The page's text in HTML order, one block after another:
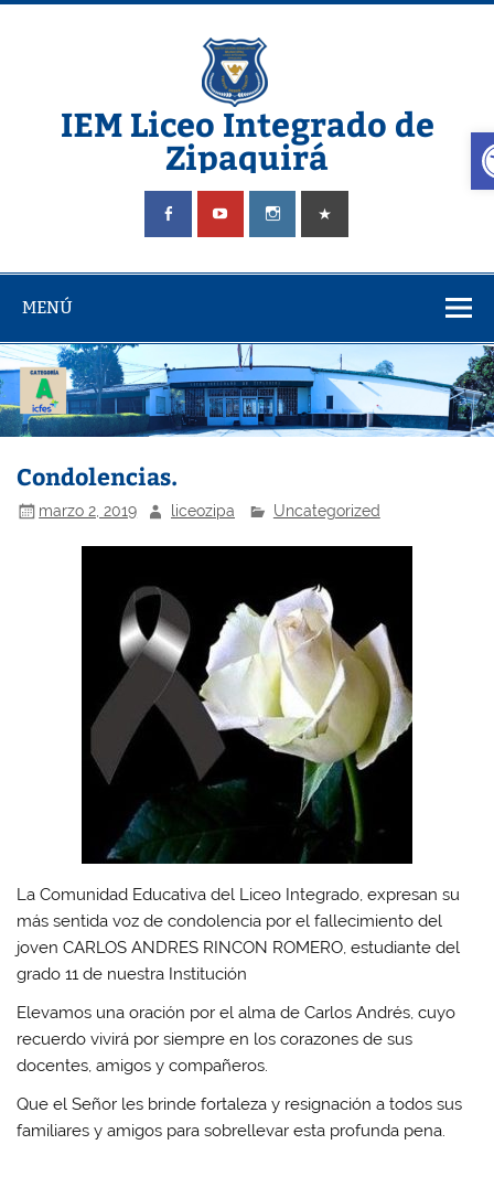
Saltar
IEM Liceo Integrado de
Zipaquirá
Pagina del Liceo Integrado Zipaquira
MENÚ
Condolencias.
marzo 2, 2019 liceozipa Uncategorized
La Comunidad Educativa del Liceo Integrado, expresan su
más sentida voz de condolencia por el fallecimiento del
joven CARLOS ANDRES RINCON ROMERO, estudiante del
grado 11 de nuestra Institución
Elevamos una oración por el alma de Carlos Andrés, cuyo
recuerdo vivirá por siempre en los corazones de sus
docentes, amigos y compañeros.
Que el Señor les brinde fortaleza y resignación a todos sus
familiares y amigos para sobrellevar esta profunda pena.